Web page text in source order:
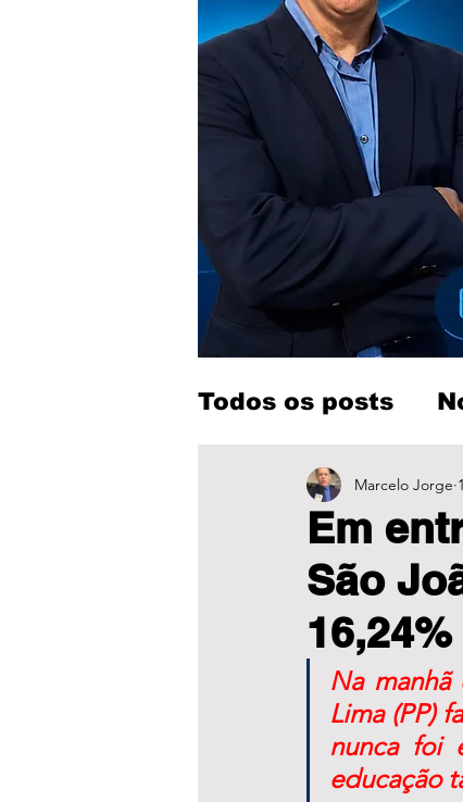
Todos os posts
Entretenimento
Em
São
Marcelo Jorge
Na manhã
Lima (PP)
nunca foi
educação